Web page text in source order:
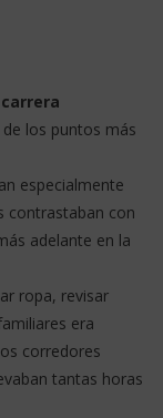
los puntos más
especialmente
contrastaban con
adelante en la
ropa, revisar
era
corredores
tantas horas